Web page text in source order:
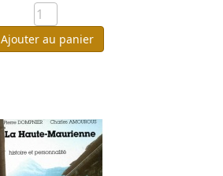
Ajouter au panier